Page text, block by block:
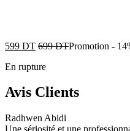
599 DT 699DTPromotion -
En rupture
Avis Clients
Radhwen Abidi